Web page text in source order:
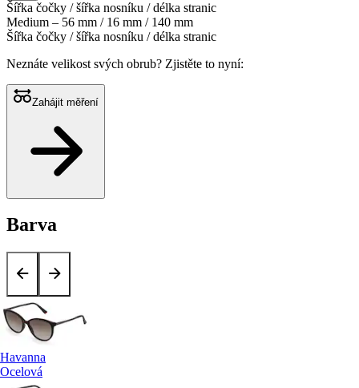
Šířka čočky / šířka nosníku / délka stranic
Medium – 56 mm / 16 mm / 140 mm
Šířka čočky / šířka nosníku / délka stranic
Neznáte velikost svých obrub? Zjistěte to nyní:
Zahájit měření
Barva
Havanna
Ocelová